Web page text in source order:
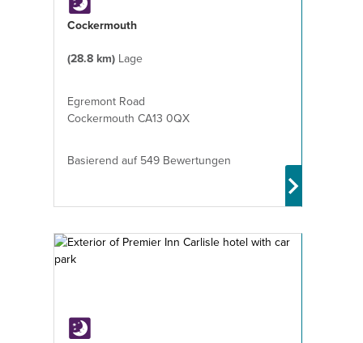
Cockermouth
(28.8 km) Lage
Egremont Road
Cockermouth CA13 0QX
Basierend auf 549 Bewertungen